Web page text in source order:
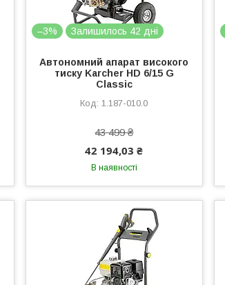
–3% Залишилось 42 дні
Автономний апарат високого
тиску Karcher HD 6/15 G
Classic
1.187-010.0
43 499 ₴
42 194,03 ₴
В наявності